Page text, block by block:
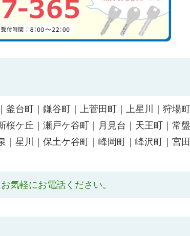
台町｜鎌谷町｜上菅田町｜上星川｜狩場
ケ丘｜瀬戸ケ谷町｜月見台｜天王町｜常
星川｜保土ケ谷町｜峰岡町｜峰沢町｜宮
気軽にお電話ください。